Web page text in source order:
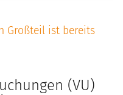
Großteil ist bereits
(VU)